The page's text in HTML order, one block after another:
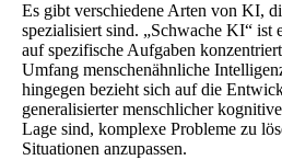
Es gibt verschiedene Arten von KI,
spezialisiert sind. „Schwache KI“ ist
auf spezifische Aufgaben
Umfang menschenähnliche
hingegen bezieht sich auf die
generalisierter menschlicher
Lage sind, komplexe Probleme zu
Situationen anzupassen.